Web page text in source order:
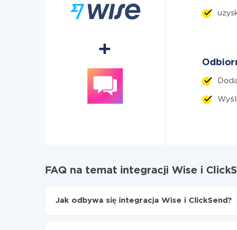
FAQ na temat integracji Wise i
Jak odbywa się integracja Wise i ClickSend?